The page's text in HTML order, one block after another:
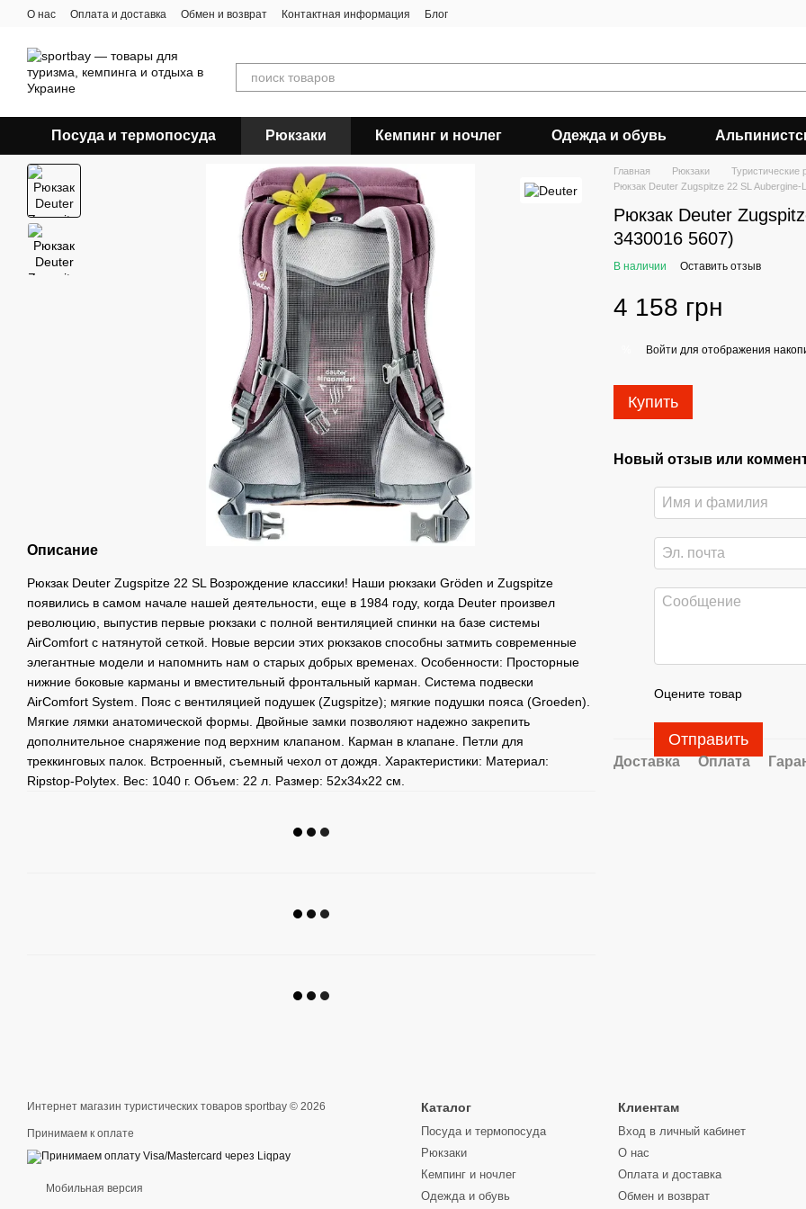
Перейти к основному контенту
О нас Оплата и доставка Обмен и возврат Контактная информация Блог
Посуда и термопосуда Рюкзаки Кемпинг и ночлег Одежда и обувь
Описание
Рюкзак Deuter Zugspitze 22 SL Возрождение классики! Наши рюкзаки Gröden и Zugspitze
появились в самом начале нашей деятельности, еще в 1984 году, когда Deuter произвел
революцию, выпустив первые рюкзаки с полной вентиляцией спинки на базе системы
AirComfort с натянутой сеткой. Новые версии этих рюкзаков способны затмить современные
элегантные модели и напомнить нам о старых добрых временах. Особенности: Просторные
нижние боковые карманы и вместительный фронтальный карман. Система подвески
AirComfort System. Пояс с вентиляцией подушек (Zugspitze); мягкие подушки пояса (Groeden).
Мягкие лямки анатомической формы. Двойные замки позволяют надежно закрепить
дополнительное снаряжение под верхним клапаном. Карман в клапане. Петли для
треккинговых палок. Встроенный, съемный чехол от дождя. Характеристики: Материал:
Ripstop-Polytex. Вес: 1040 г. Объем: 22 л. Размер: 52x34x22 см.
Главная Рюкзаки Туристические
Рюкзак Deuter Zugspitze 22 SL Aubergine-
Рюкзак Deuter
3430016 5607)
В наличии Оставить отзыв
4 158 грн
Войти для отображения
Купить
Новый отзыв или
Оцените товар
Отправить
Доставка Оплата
Интернет магазин туристических товаров sportbay © 2026
Принимаем к оплате
Мобильная версия
Каталог
Посуда и термопосуда
Рюкзаки
Кемпинг и ночлег
Одежда и обувь
Клиентам
Вход в личный кабинет
О нас
Оплата и доставка
Обмен и возврат